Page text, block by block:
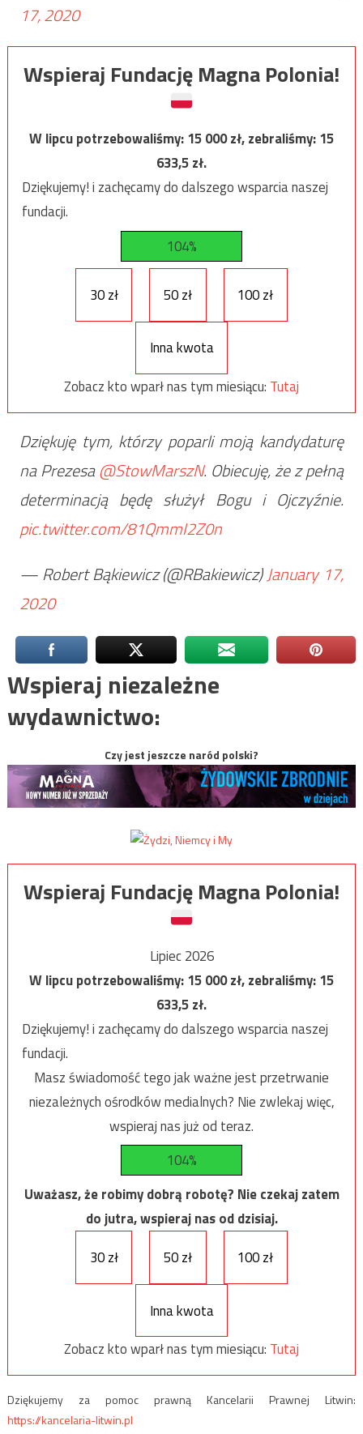
17, 2020
Wspieraj Fundację Magna Polonia!
W lipcu potrzebowaliśmy:15 000zł, zebraliśmy:15
633,5zł.
Dziękujemy! i zachęcamy do dalszego wsparcia naszej
fundacji.
104%
30 zł 50 zł 100 zł
Inna kwota
Zobacz kto wparł nas tym miesiącu: Tutaj
Dziękuję tym, którzy poparli moją kandydaturę
na Prezesa@StowMarszN. Obiecuję, że z pełną
determinacją będę służył Bogu i Ojczyźnie.
pic.twitter.com/81QmmI2Z0n
— Robert Bąkiewicz (@RBakiewicz)January 17,
2020
Wspieraj niezależne
wydawnictwo:
Czy jest jeszcze naród polski?
Wspieraj Fundację Magna Polonia!
Lipiec 2026
W lipcu potrzebowaliśmy:15 000zł, zebraliśmy:15
633,5zł.
Dziękujemy! i zachęcamy do dalszego wsparcia naszej
fundacji.
Masz świadomość tego jak ważne jest przetrwanie
niezależnych ośrodków medialnych? Nie zwlekaj więc,
wspieraj nas już od teraz.
104%
Uważasz, że robimy dobrą robotę? Nie czekaj zatem
do jutra, wspieraj nas od dzisiaj.
30 zł
50 zł 100 zł
Inna kwota
Zobacz kto wparł nas tym miesiącu: Tutaj
Dziękujemy za pomoc prawną Kancelarii Prawnej Litwin:
https://kancelaria-litwin.pl